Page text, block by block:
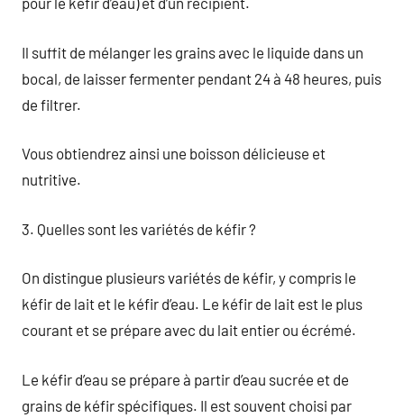
Il suffit de mélanger les grains avec le liquide dans un
bocal, de laisser fermenter pendant 24 à 48 heures, puis
de filtrer.
Vous obtiendrez ainsi une boisson délicieuse et
nutritive.
3. Quelles sont les variétés de kéfir ?
On distingue plusieurs variétés de kéfir, y compris le
kéfir de lait et le kéfir d’eau. Le kéfir de lait est le plus
courant et se prépare avec du lait entier ou écrémé.
Le kéfir d’eau se prépare à partir d’eau sucrée et de
grains de kéfir spécifiques. Il est souvent choisi par